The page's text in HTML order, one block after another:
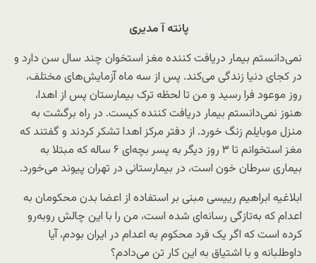
پانته آ مدیری
نمی‌دانستم بیمار دریافت کننده مغز استخوان چند سال سن دارد و
در کجای دنیا زندگی می‌کند. پس از سه ماه آزمایش‌های مختلف،
روز موعود فرا رسید و من تا لحظه‌ ترک بیمارستان پس از اهدا،
هنوز نمی‌دانستم بیمار دریافت کننده کیست. در راه برگشت به
منزل موبایلم زنگ خورد. از دفتر مرکز اهدا تشکر کردند و گفتند که
مغز استخوانم تا ۳ روز دیگر به پسر بچه‌ای ۶ ساله که مبتلا به
بیماری سرطان خون است، در بیمارستانی در تهران پیوند می‌خورد.
ابلاغیه ابراهیم رییسی مبنی بر استفاده از اعضا بدن محکومان به
اعدام که به‌تازگی رسانه‌ای شده است، من را با این چالش روبه‌رو
کرده است که اگر یک فرد محکوم به اعدام در ایران بودم، آیا
داوطلبانه و با اشتیاق به این کار تن می‌دادم؟